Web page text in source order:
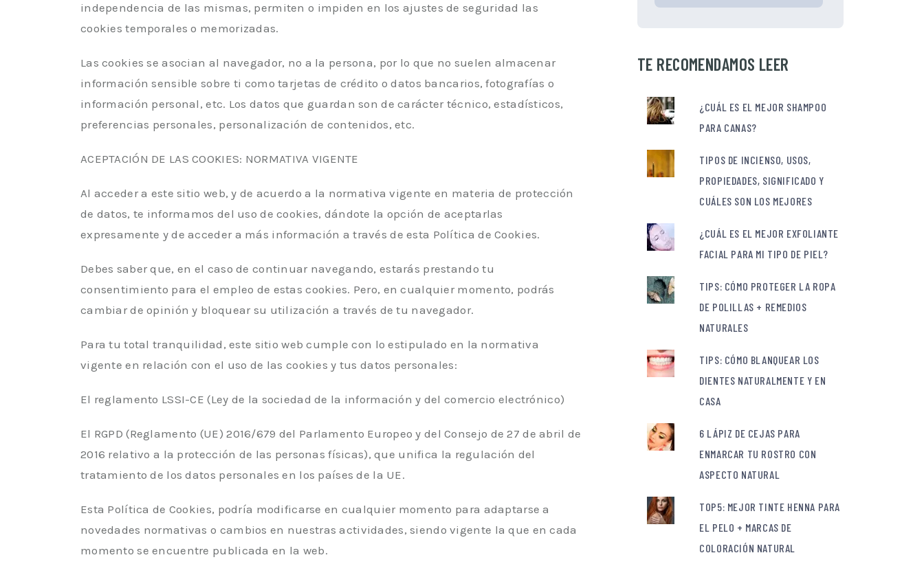
independencia de las mismas, permiten o impiden en los ajustes de seguridad las
cookies temporales o memorizadas.
Las cookies se asocian al navegador, no a la persona, por lo que no suelen almacenar
información sensible sobre ti como tarjetas de crédito o datos bancarios, fotografías o
información personal, etc. Los datos que guardan son de carácter técnico, estadísticos,
preferencias personales, personalización de contenidos, etc.
ACEPTACIÓN DE LAS COOKIES: NORMATIVA VIGENTE
Al acceder a este sitio web, y de acuerdo a la normativa vigente en materia de protección
de datos, te informamos del uso de cookies, dándote la opción de aceptarlas
expresamente y de acceder a más información a través de esta Política de Cookies.
Debes saber que, en el caso de continuar navegando, estarás prestando tu
consentimiento para el empleo de estas cookies. Pero, en cualquier momento, podrás
cambiar de opinión y bloquear su utilización a través de tu navegador.
Para tu total tranquilidad, este sitio web cumple con lo estipulado en la normativa
vigente en relación con el uso de las cookies y tus datos personales:
El reglamento LSSI-CE (Ley de la sociedad de la información y del comercio electrónico)
El RGPD (Reglamento (UE) 2016/679 del Parlamento Europeo y del Consejo de 27 de abril de
2016 relativo a la protección de las personas físicas), que unifica la regulación del
tratamiento de los datos personales en los países de la UE.
Esta Política de Cookies, podría modificarse en cualquier momento para adaptarse a
novedades normativas o cambios en nuestras actividades, siendo vigente la que en cada
momento se encuentre publicada en la web.
TE RECOMENDAMOS LEER
¿CUÁL ES EL MEJOR SHAMPOO
PARA CANAS?
TIPOS DE INCIENSO, USOS,
PROPIEDADES, SIGNIFICADO Y
CUÁLES SON LOS MEJORES
¿CUÁL ES EL MEJOR EXFOLIANTE
FACIAL PARA MI TIPO DE PIEL?
TIPS: CÓMO PROTEGER LA ROPA
DE POLILLAS + REMEDIOS
NATURALES
TIPS: CÓMO BLANQUEAR LOS
DIENTES NATURALMENTE Y EN
CASA
6 LÁPIZ DE CEJAS PARA
ENMARCAR TU ROSTRO CON
ASPECTO NATURAL
TOP5: MEJOR TINTE HENNA PARA
EL PELO + MARCAS DE
COLORACIÓN NATURAL